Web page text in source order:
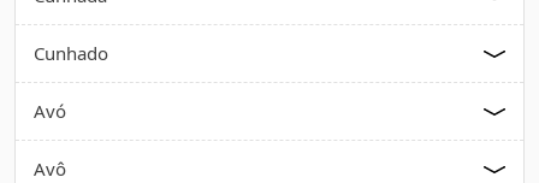
Cunhado
Avó
Avô